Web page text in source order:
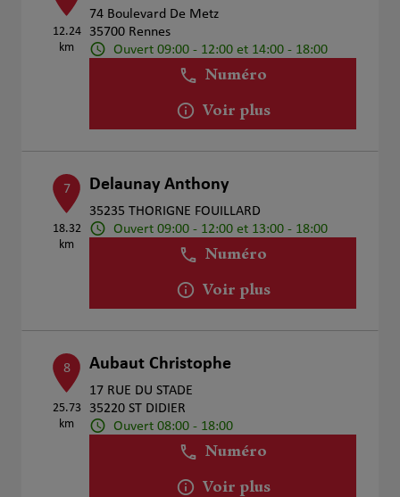
12.24
km
74 Boulevard De Metz
35700 Rennes
Ouvert 09:00 - 12:00 et 14:00 - 18:00
Numéro
Voir plus
7
18.32
km
Delaunay Anthony
35235 THORIGNE FOUILLARD
Ouvert 09:00 - 12:00 et 13:00 - 18:00
Numéro
Voir plus
8
25.73
km
Aubaut Christophe
17 RUE DU STADE
35220 ST DIDIER
Ouvert 08:00 - 18:00
Numéro
Voir plus